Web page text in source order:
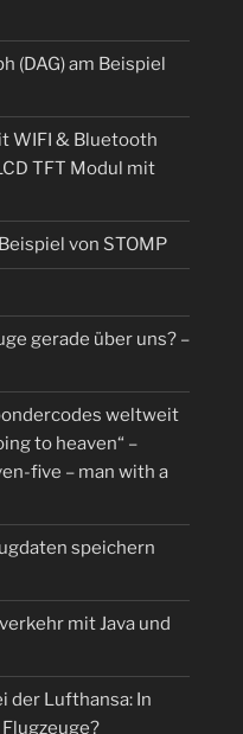
(DAG) am Beispiel
WIFI & Bluetooth
TFT Modul mit
von STOMP
gerade über uns? –
weltweit
to heaven“ –
five – man with a
speichern
mit Java und
der Lufthansa: In